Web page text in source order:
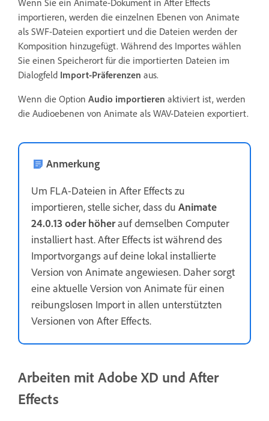
importieren, werden die einzelnen Ebenen von Animate
als SWF-Dateien exportiert und die Dateien werden der
Komposition hinzugefügt. Während des Importes wählen
Sie einen Speicherort für die importierten Dateien im
Dialogfeld Import-Präferenzen aus.
Wenn die Option Audio importieren aktiviert ist, werden
die Audioebenen von Animate als WAV-Dateien exportiert.
Anmerkung
Um FLA-Dateien in After Effects zu
importieren, stelle sicher, dass du Animate
24.0.13 oder höherauf demselben Computer
installiert hast. After Effects ist während des
Importvorgangs auf deine lokal installierte
Version von Animate angewiesen. Daher sorgt
eine aktuelle Version von Animate für einen
reibungslosen Import in allen unterstützten
Versionen von After Effects.
Arbeiten mit Adobe XD und After
Effects